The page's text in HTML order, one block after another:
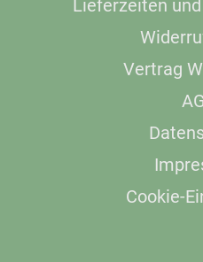
Lieferzeiten
Vertrag
Cookie-